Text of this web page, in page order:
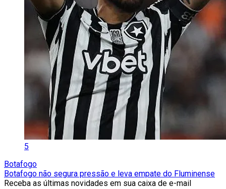
5
Botafogo
Botafogo não segura pressão e leva empate do Fluminense
Receba as últimas novidades em sua caixa de e-mail